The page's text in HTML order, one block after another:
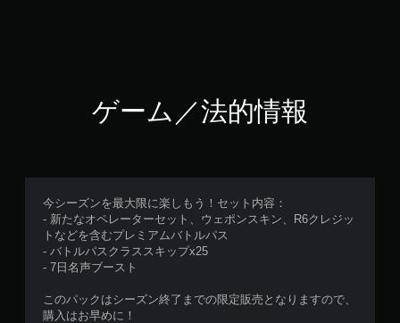
ゲーム／法的情報
今シーズンを最大限に楽しもう！セット内容：
- 新たなオペレーターセット、ウェポンスキン、R6クレジッ
トなどを含むプレミアムバトルパス
- バトルパスクラススキップx25
- 7日名声ブースト
このパックはシーズン終了までの限定販売となりますので、
購入はお早めに！